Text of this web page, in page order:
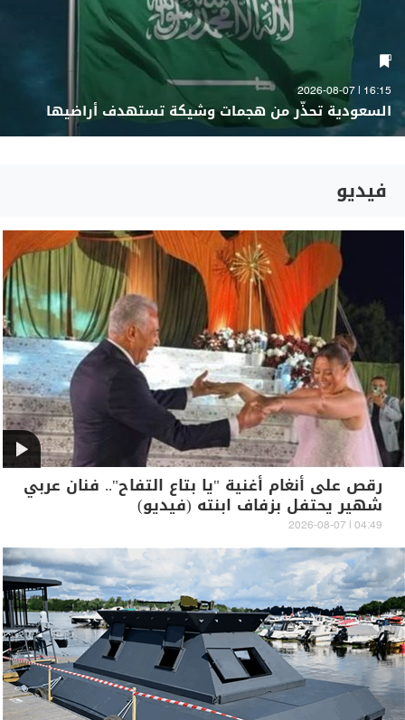
16:15 | 2026-08-07
السعودية تحذّر من هجمات وشيكة تستهدف أراضيها
فيديو
رقص على أنغام أغنية "يا بتاع التفاح".. فنان عربي
شهير يحتفل بزفاف ابنته (فيديو)
04:49 | 2026-08-07